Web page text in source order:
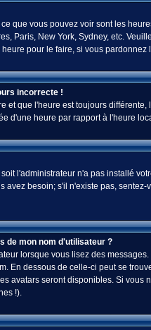
que vous pouvez voir sont les
Paris, New York, Sydney, etc.
pour le faire, si vous pardonnez
incorrecte !
et que l'heure est toujours
d'une heure par rapport à l'heure
l'administrateur n'a pas installé
avez besoin; s'il n'existe pas,
de mon nom d'utilisateur ?
lorsque vous lisez des
En dessous de celle-ci peut se
avatars seront disponibles. Si
!).